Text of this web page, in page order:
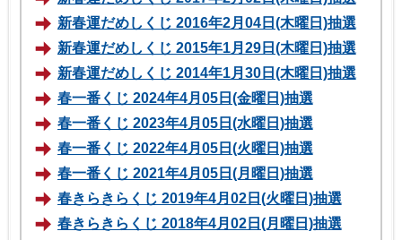
新春運だめしくじ 2016年2月04日(木曜日)抽選
新春運だめしくじ 2015年1月29日(木曜日)抽選
新春運だめしくじ 2014年1月30日(木曜日)抽選
春一番くじ 2024年4月05日(金曜日)抽選
春一番くじ 2023年4月05日(水曜日)抽選
春一番くじ 2022年4月05日(火曜日)抽選
春一番くじ 2021年4月05日(月曜日)抽選
春きらきらくじ 2019年4月02日(火曜日)抽選
春きらきらくじ 2018年4月02日(月曜日)抽選